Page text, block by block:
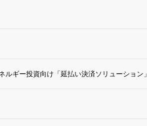
ルギー投資向け「延払い決済ソリューション」